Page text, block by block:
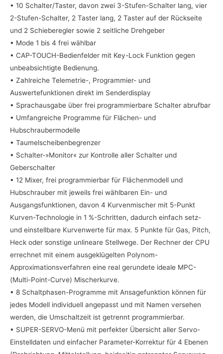
• 10 Schalter/Taster, davon zwei 3-Stufen-Schalter lang, vier
2-Stufen-Schalter, 2 Taster lang, 2 Taster auf der Rückseite
und 2 Schieberegler sowie 2 seitliche Drehgeber
• Mode 1 bis 4 frei wählbar
• CAP-TOUCH-Bedienfelder mit Key-Lock Funktion gegen
unbeabsichtigte Bedienung.
• Zahlreiche Telemetrie-, Programmier- und
Auswertefunktionen direkt im Senderdisplay
• Sprachausgabe über frei programmierbare Schalter abrufbar
• Umfangreiche Programme für Flächen- und
Hubschraubermodelle
• Taumelscheibenbegrenzer
• Schalter-»Monitor« zur Kontrolle aller Schalter und
Geberschalter
• 12 Mixer, frei programmierbar für Flächenmodell und
Hubschrauber mit jeweils frei wählbaren Ein- und
Ausgangsfunktionen, davon 4 Kurvenmischer mit 5-Punkt
Kurven-Technologie in 1 %-Schritten, dadurch einfach setz-
und einstellbare Kurvenwerte für max. 5 Punkte für Gas, Pitch,
Heck oder sonstige unlineare Stellwege. Der Rechner der CPU
errechnet mit einem ausgeklügelten Polynom-
Approximationsverfahren eine real gerundete ideale MPC-
(Multi-Point-Curve) Mischerkurve.
• 8 Schaltphasen-Programme mit Ansagefunktion können für
jedes Modell individuell angepasst und mit Namen versehen
werden, die Umschaltzeit ist getrennt programmierbar.
• SUPER-SERVO-Menü mit perfekter Übersicht aller Servo-
Einstelldaten und einfacher Parameter-Korrektur für 4 Ebenen